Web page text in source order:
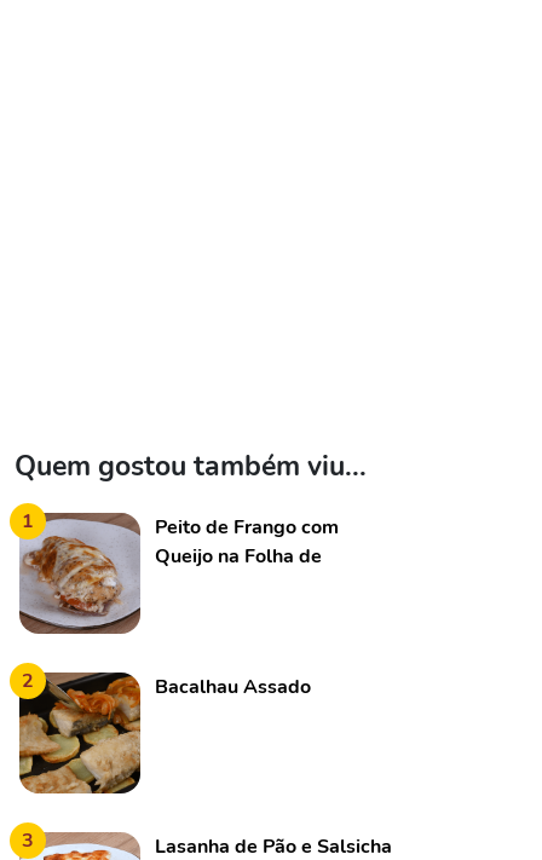
Quem gostou também viu...
1
Peito de Frango com
Queijo na Folha de
2 Bacalhau Assado
3 Lasanha de Pão e Salsicha